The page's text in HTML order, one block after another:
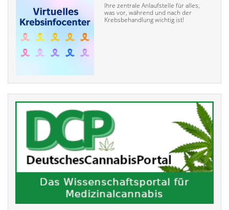
Ihre zentrale Anlaufstelle für alles,
was vor, während und nach der
Krebsbehandlung wichtig ist!